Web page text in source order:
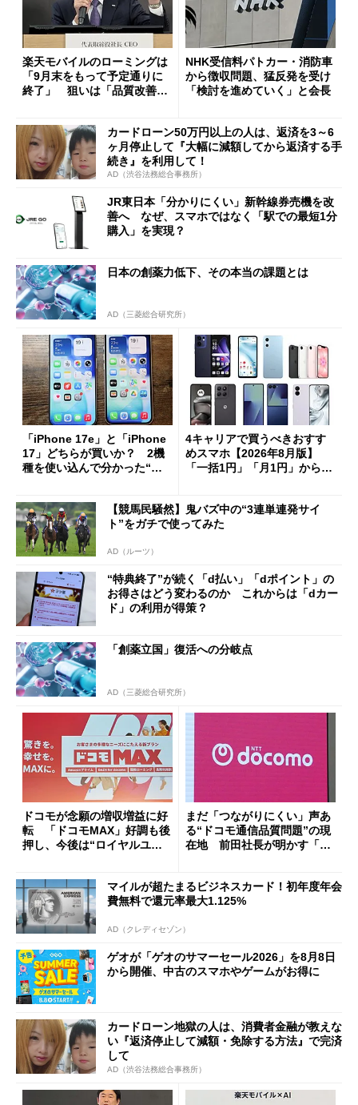
楽天モバイルのローミングは
「9月末をもって予定通りに
終了」 狙いは「品質改善」
も
NHK受信料パトカー・消防車
から徴収問題、猛反発を受け
「検討を進めていく」と会長
カードローン50万円以上の人は、返済を3～6
ヶ月停止して『大幅に減額してから返済する手
続き』を利用して！
AD（渋谷法務総合事務所）
JR東日本「分かりにくい」新幹線券売機を改
善へ なぜ、スマホではなく「駅での最短1分
購入」を実現？
日本の創薬力低下、その本当の課題とは
AD（三菱総合研究所）
「iPhone 17e」と「iPhone
17」どちらが買いか？ 2機
種を使い込んで分かった“ス
4キャリアで買うべきおすす
めスマホ【2026年8月版】
「一括1円」「月1円」からお
【競馬民騒然】鬼バズ中の“3連単連発サイ
ト”をガチで使ってみた
AD（ルーツ）
“特典終了”が続く「d払い」「dポイント」の
お得さはどう変わるのか これからは「dカー
ド」の利用が得策？
「創薬立国」復活への分岐点
AD（三菱総合研究所）
ドコモが念願の増収増益に好
転 「ドコモMAX」好調も後
押し、今後は“ロイヤルユー
まだ「つながりにくい」声あ
る“ドコモ通信品質問題”の現
在地 前田社長が明かす「道
マイルが超たまるビジネスカード！初年度年会
費無料で還元率最大1.125%
AD（クレディセゾン）
ゲオが「ゲオのサマーセール2026」を8月8日
から開催、中古のスマホやゲームがお得に
カードローン地獄の人は、消費者金融が教えな
い『返済停止して減額・免除する方法』で完済
して
AD（渋谷法務総合事務所）